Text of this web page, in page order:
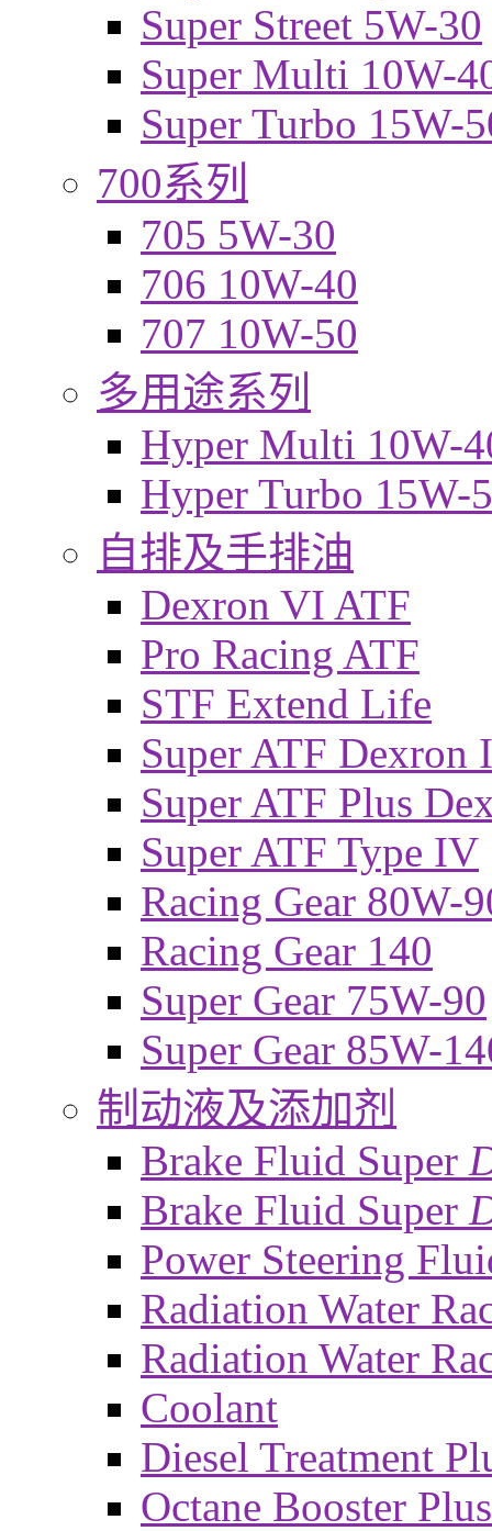
Super Street 5W-30
Super Multi 10W-
Super Turbo 15W-
700系列
705 5W-30
706 10W-40
707 10W-50
多用途系列
Hyper Multi 10W-
Hyper Turbo 15W-
自排及手排油
Dexron VI ATF
Pro Racing ATF
STF Extend Life
Super ATF Dexron
Super ATF Plus
Super ATF Type IV
Racing Gear 80W-
Racing Gear 140
Super Gear 75W-90
Super Gear 85W-
制动液及添加剂
Brake Fluid Super
Brake Fluid Super
Power Steering
Radiation Water
Radiation Water
Coolant
Diesel Treatment
Octane Booster Plus